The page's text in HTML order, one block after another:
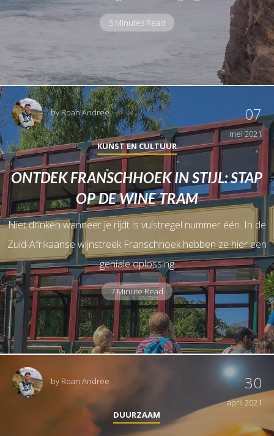
5 Minutes Read
byRoan Andree 07
mei 2021
KUNST EN CULTUUR
ONTDEK FRANSCHHOEK IN STIJL: STAP
OP DE WINE TRAM
Niet drinken wanneer je rijdt is vuistregel nummer één. In de
Zuid-Afrikaanse wijnstreek Franschhoek hebben ze hier een
geniale oplossing
7 Minute Read
by Roan Andree 30
april 2021
DUURZAAM